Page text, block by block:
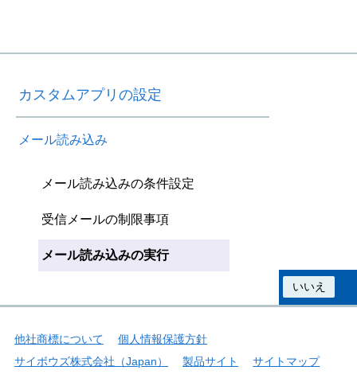
カスタムアプリの設定
メール読み込み
メール読み込みの条件設定
受信メールの制限事項
メール読み込みの実行
いいえ
他社商標について
個人情報保護方針
サイボウズ株式会社（Japan）
製品サイト
サイトマップ